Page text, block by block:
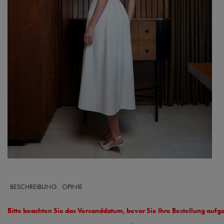
BESCHREIBUNG OPINIE
Bitte beachten Sie das Versanddatum, bevor Sie Ihre Bestellung